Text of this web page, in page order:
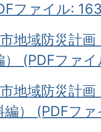
ファイル:
市地域防災計
） (PDFファ
市地域防災計
編） (PDFフ